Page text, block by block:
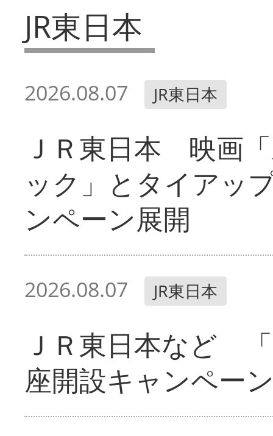
JR東日本
2026.08.07 JR東日本
ＪＲ東日本 映画
ック」とタイアッ
ンペーン展開
2026.08.07 JR東日本
ＪＲ東日本など
座開設キャンペー